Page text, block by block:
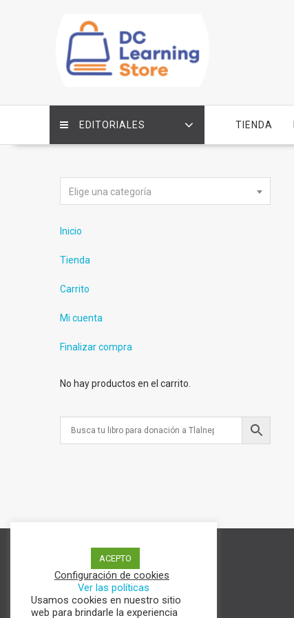
EDITORIALES TIENDA
Elige una categoría
Inicio
Tienda
Carrito
Mi cuenta
Finalizar compra
No hay productos en el carrito.
Términos y condiciones
Aviso de Privacidad
Política de cookies
ACEPTO
Configuración de cookies
Ver las políticas
Usamos cookies en nuestro sitio
web para brindarle la experiencia